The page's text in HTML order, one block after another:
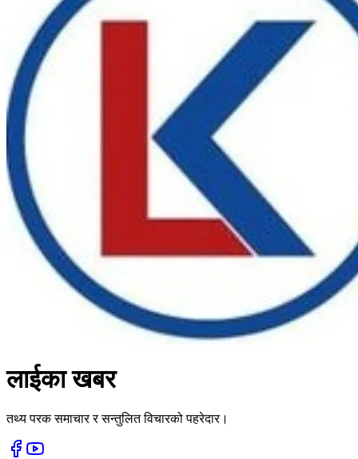
लाईका खबर
तथ्य परक समाचार र सन्तुलित विचारको पहरेदार।